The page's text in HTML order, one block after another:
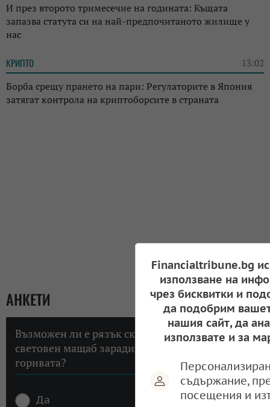
И през второто тримесечие на годината: Къщата
запазва статута си на най-предпочитаното жилище у
нас
КРИПТО 13:02
Борба срещу прането на пари: Регулаторите в Япония
затягат контрола на криптоборсите в страната
АНКЕТИ
Възможен ли е рязък скок на инфлацията в
световен мащаб заради високите цени на
горивата?
Да
Financialtribune.bg
използване на
чрез бисквитки и
да подобрим
нашия сайт, да
използвате и за
съдържание,
посещения и